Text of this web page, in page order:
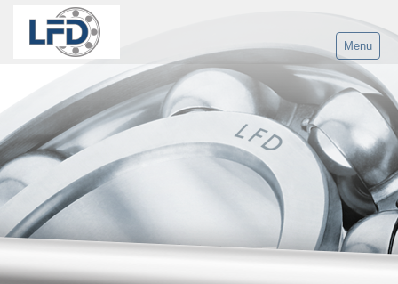
Menu
Home
Prodotti
Gruppo LFD
Servizio